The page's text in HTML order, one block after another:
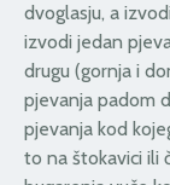
dvoglasju, a
izvodi jedan
drugu (gornja i
pjevanja padom
pjevanja kod
to na štokavici ili